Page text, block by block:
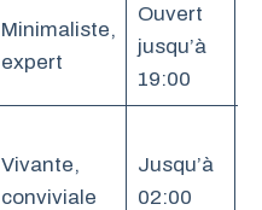
Minimaliste,
expert
Ouvert
jusqu’à
19:00
Vivante,
conviviale
Jusqu’à
02:00